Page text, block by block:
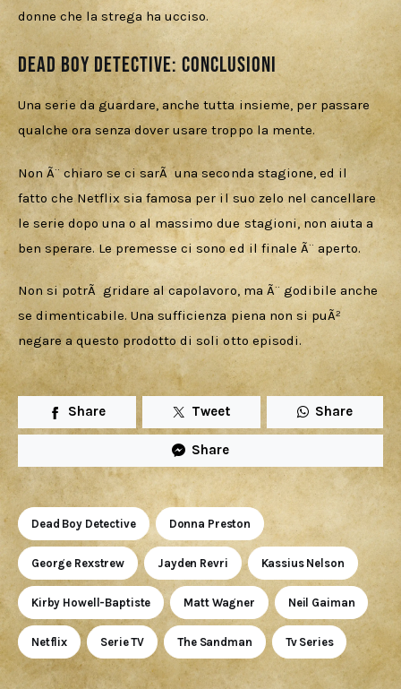
donne che la strega ha ucciso.
Dead Boy Detective: Conclusioni
Una serie da guardare, anche tutta insieme, per passare
qualche ora senza dover usare troppo la mente.
Non Ã¨ chiaro se ci sarÃ  una seconda stagione, ed il
fatto che Netflix sia famosa per il suo zelo nel cancellare
le serie dopo una o al massimo due stagioni, non aiuta a
ben sperare. Le premesse ci sono ed il finale Ã¨ aperto.
Non si potrÃ  gridare al capolavoro, ma Ã¨ godibile anche
se dimenticabile. Una sufficienza piena non si puÃ²
negare a questo prodotto di soli otto episodi.
Share Tweet Share
Share
Dead Boy Detective Donna Preston
George Rexstrew Jayden Revri Kassius Nelson
Kirby Howell-Baptiste Matt Wagner Neil Gaiman
Netflix Serie TV The Sandman Tv Series